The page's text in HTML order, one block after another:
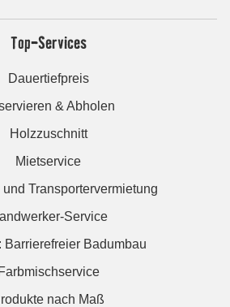
Top-Services
Dauertiefpreis
& Abholen
Holzzuschnitt
Mietservice
Transportervermietung
Service
Barrierefreier Badumbau
Farbmischservice
nach Maß